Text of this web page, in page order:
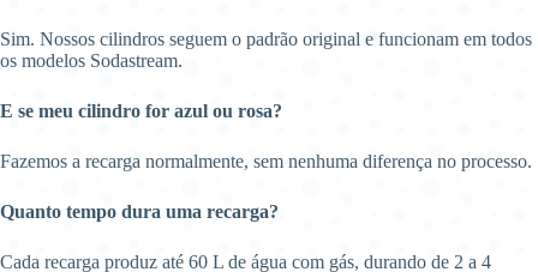
Sim. Nossos cilindros seguem o padrão original e funcionam em todos
os modelos Sodastream.
E se meu cilindro for azul ou rosa?
Fazemos a recarga normalmente, sem nenhuma diferença no processo.
Quanto tempo dura uma recarga?
Cada recarga produz até 60 L de água com gás, durando de 2 a 4